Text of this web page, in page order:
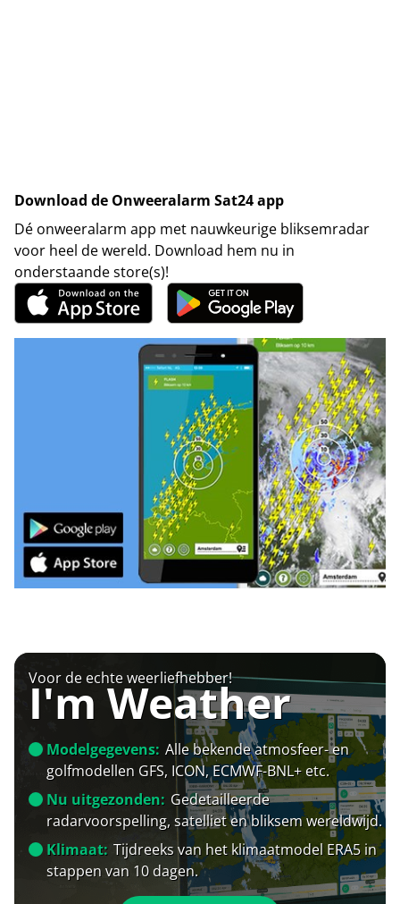
Download de Onweeralarm Sat24 app
Dé onweeralarm app met nauwkeurige bliksemradar
voor heel de wereld. Download hem nu in
onderstaande store(s)!
Voor de echte weerliefhebber!
I'm Weather
Modelgegevens: Alle bekende atmosfeer- en
golfmodellen GFS, ICON, ECMWF-BNL+ etc.
Nu uitgezonden: Gedetailleerde
radarvoorspelling, satelliet en bliksem wereldwijd.
Klimaat: Tijdreeks van het klimaatmodel ERA5 in
stappen van 10 dagen.